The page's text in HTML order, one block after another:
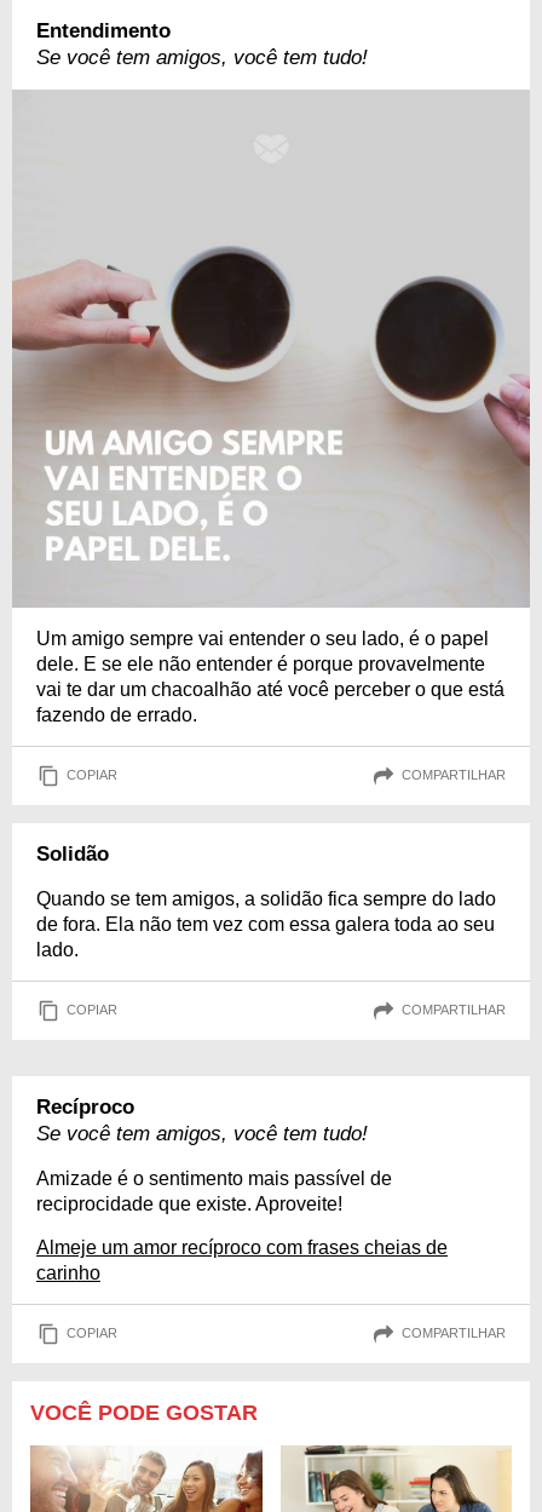
Entendimento
Se você tem amigos, você tem tudo!
Um amigo sempre vai entender o seu lado, é o papel
dele. E se ele não entender é porque provavelmente
vai te dar um chacoalhão até você perceber o que está
fazendo de errado.
COPIAR COMPARTILHAR
Solidão
Quando se tem amigos, a solidão fica sempre do lado
de fora. Ela não tem vez com essa galera toda ao seu
lado.
COPIAR COMPARTILHAR
Recíproco
Se você tem amigos, você tem tudo!
Amizade é o sentimento mais passível de
reciprocidade que existe. Aproveite!
Almeje um amor recíproco com frases cheias de
carinho
COPIAR COMPARTILHAR
VOCÊ PODE GOSTAR